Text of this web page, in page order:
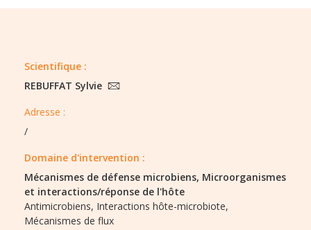
Scientifique :
REBUFFAT Sylvie
Adresse :
/
Domaine d'intervention :
Mécanismes de défense microbiens, Microorganismes
et interactions/réponse de l'hôte
Antimicrobiens, Interactions hôte-microbiote,
Mécanismes de flux